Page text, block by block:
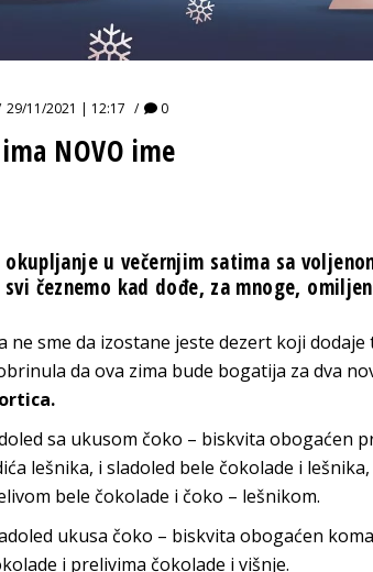
29/11/2021 | 12:17 0
NOVO ime
u večernjim satima sa
čeznemo kad dođe, za mnoge,
ne sme da izostane jeste dezert koji
da ova zima bude bogatija za dva
sa ukusom čoko – biskvita obogaćen
lešnika, i sladoled bele čokolade i
bele čokolade i čoko – lešnikom.
ukusa čoko – biskvita obogaćen
i prelivima čokolade i višnje.